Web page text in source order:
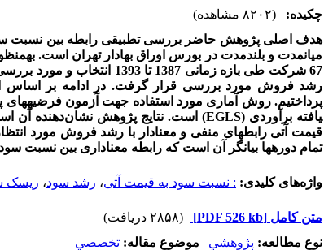
چکیده:
(۸۲۰۲ مشاهده)
هدف اصلی پژوهش حاضر بررسی تطبیقی رابطه بین نسبت
میان­مدت و بلندمدت در بورس اوراق بهادار تهران است.
67 شرکت طی بازه زمانی
رشد فروش مورد بررسی قرار گرفت. در ادامه بر اساس
یافته برآوردی(
EGLS
) است. نتایج پژوهش نشان‌دهنده آن
قیمت آتی رابطه­ای منفی و معنادار با رشد فروش مورد
تمام دوره­ها بیانگر آن است که رابطه معناداری بین نسبت
واژه‌های کلیدی: : نسبت سود به قیمت آتی، رشد سود، ریسک
متن کامل [PDF 526 kb]
(۲۸۵۸ دریافت)
نوع مطالعه: پژوهشي | موضوع مقاله: تخصصي